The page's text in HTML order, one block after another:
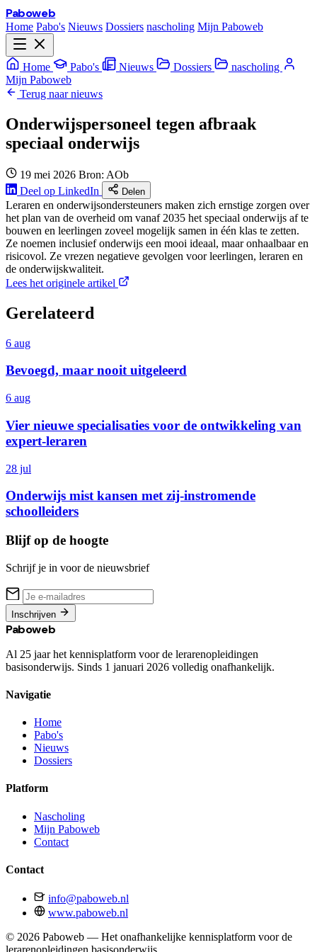
Paboweb
Home Pabo's Nieuws Dossiers nascholing Mijn Paboweb
Home Pabo's Nieuws Dossiers
nascholing
Mijn Paboweb
Terug naar nieuws
Onderwijspersoneel tegen afbraak
speciaal onderwijs
19 mei 2026 Bron: AOb
Deel op LinkedIn
Delen
Leraren en onderwijsondersteuners maken zich ernstige zorgen over
het plan van de overheid om vanaf 2035 het speciaal onderwijs af te
bouwen en leerlingen zoveel mogelijk samen in één klas te zetten.
Ze noemen inclusief onderwijs een mooi ideaal, maar onhaalbaar en
risicovol. Ze vrezen negatieve gevolgen voor leerlingen, leraren en
de onderwijskwaliteit.
Lees het originele artikel
Gerelateerd
6 aug
Bevoegd, maar nooit uitgeleerd
6 aug
Vier nieuwe specialisaties voor de ontwikkeling van
expert-leraren
28 jul
Onderwijs mist kansen met zij-instromende
schoolleiders
Blijf op de hoogte
Schrijf je in voor de nieuwsbrief
Inschrijven
Paboweb
Al 25 jaar het kennisplatform voor de lerarenopleidingen
basisonderwijs. Sinds 1 januari 2026 volledig onafhankelijk.
Navigatie
Home
Pabo's
Nieuws
Dossiers
Platform
Nascholing
Mijn Paboweb
Contact
Contact
info@paboweb.nl
www.paboweb.nl
© 2026 Paboweb — Het onafhankelijke kennisplatform voor de